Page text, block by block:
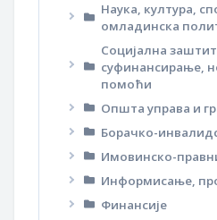
Наука, култура,
омладинска
Социјална
суфинансирање,
помоћи
Општа управа и
Борачко-
Имовинско-
Информисање,
Финансије